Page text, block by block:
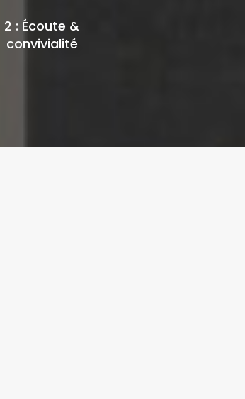
2 : Écoute &
convivialité